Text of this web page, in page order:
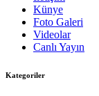
Künye
Foto Galeri
Videolar
Canlı Yayın
Kategoriler